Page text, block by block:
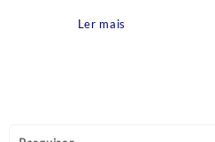
Metais
Ler mais